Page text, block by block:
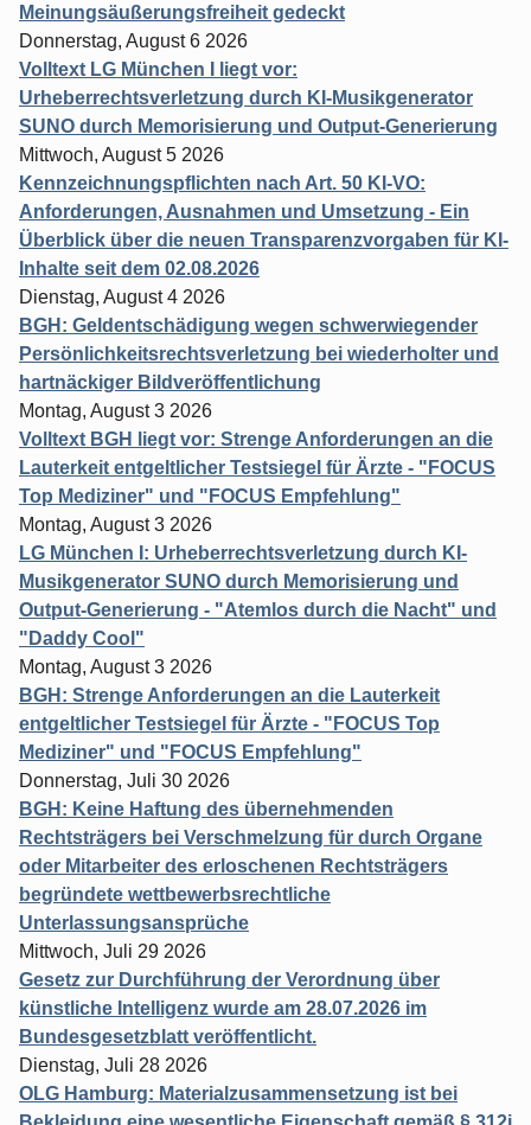
Meinungsäußerungsfreiheit gedeckt
Donnerstag, August 6 2026
Volltext LG München I liegt vor:
Urheberrechtsverletzung durch KI-Musikgenerator
SUNO durch Memorisierung und Output-Generierung
Mittwoch, August 5 2026
Kennzeichnungspflichten nach Art. 50 KI-VO:
Anforderungen, Ausnahmen und Umsetzung - Ein
Überblick über die neuen Transparenzvorgaben für KI-
Inhalte seit dem 02.08.2026
Dienstag, August 4 2026
BGH: Geldentschädigung wegen schwerwiegender
Persönlichkeitsrechtsverletzung bei wiederholter und
hartnäckiger Bildveröffentlichung
Montag, August 3 2026
Volltext BGH liegt vor: Strenge Anforderungen an die
Lauterkeit entgeltlicher Testsiegel für Ärzte - "FOCUS
Top Mediziner" und "FOCUS Empfehlung"
Montag, August 3 2026
LG München I: Urheberrechtsverletzung durch KI-
Musikgenerator SUNO durch Memorisierung und
Output-Generierung - "Atemlos durch die Nacht" und
"Daddy Cool"
Montag, August 3 2026
BGH: Strenge Anforderungen an die Lauterkeit
entgeltlicher Testsiegel für Ärzte - "FOCUS Top
Mediziner" und "FOCUS Empfehlung"
Donnerstag, Juli 30 2026
BGH: Keine Haftung des übernehmenden
Rechtsträgers bei Verschmelzung für durch Organe
oder Mitarbeiter des erloschenen Rechtsträgers
begründete wettbewerbsrechtliche
Unterlassungsansprüche
Mittwoch, Juli 29 2026
Gesetz zur Durchführung der Verordnung über
künstliche Intelligenz wurde am 28.07.2026 im
Bundesgesetzblatt veröffentlicht.
Dienstag, Juli 28 2026
OLG Hamburg: Materialzusammensetzung ist bei